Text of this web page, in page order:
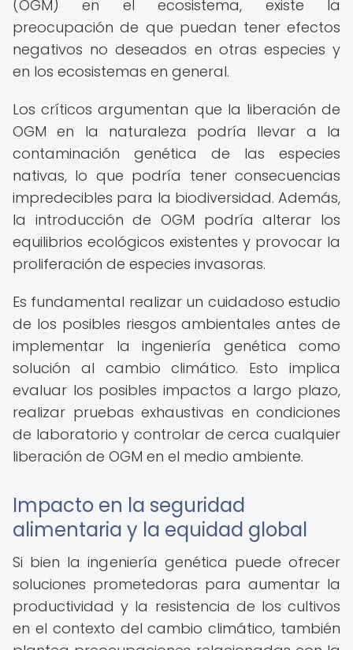
(OGM) en el ecosistema, existe la
preocupación de que puedan tener efectos
negativos no deseados en otras especies y
en los ecosistemas en general.
Los críticos argumentan que la liberación de
OGM en la naturaleza podría llevar a la
contaminación genética de las especies
nativas, lo que podría tener consecuencias
impredecibles para la biodiversidad. Además,
la introducción de OGM podría alterar los
equilibrios ecológicos existentes y provocar la
proliferación de especies invasoras.
Es fundamental realizar un cuidadoso estudio
de los posibles riesgos ambientales antes de
implementar la ingeniería genética como
solución al cambio climático. Esto implica
evaluar los posibles impactos a largo plazo,
realizar pruebas exhaustivas en condiciones
de laboratorio y controlar de cerca cualquier
liberación de OGM en el medio ambiente.
Impacto en la seguridad
alimentaria y la equidad global
Si bien la ingeniería genética puede ofrecer
soluciones prometedoras para aumentar la
productividad y la resistencia de los cultivos
en el contexto del cambio climático, también